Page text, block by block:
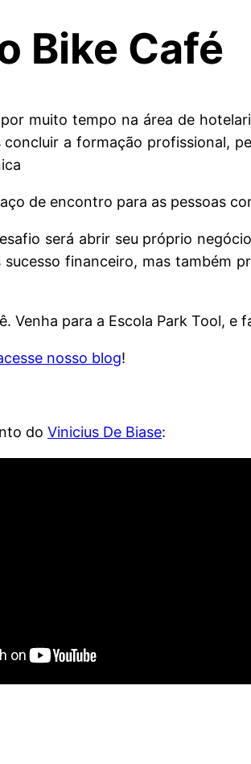
Bike Café
muito tempo na área de
concluir a formação profissional,
de encontro para as pessoas
será abrir seu próprio
financeiro, mas também
Venha para a Escola Park Tool, e
nosso blog!
do Vinicius De Biase: